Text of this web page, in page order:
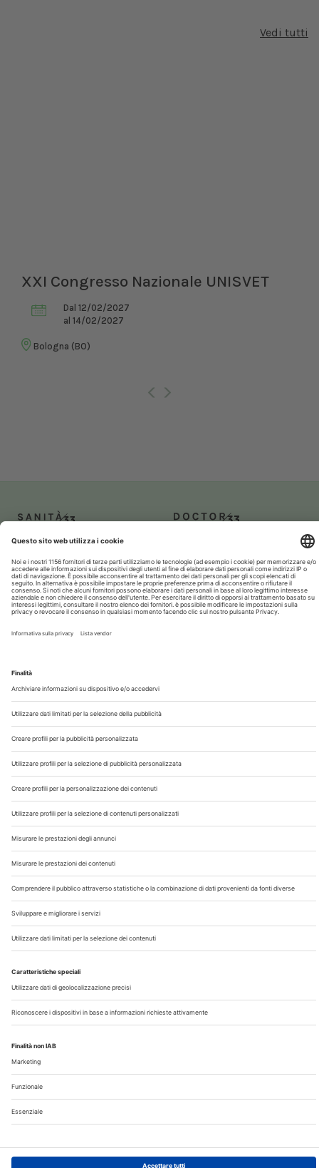
Vedi tutti
XXI Congresso Nazionale UNISVET
Dal 12/02/2027
al 14/02/2027
Bologna (BO)
Chi Siamo
Contatti
Note Legali
Privacy
©2026 Edra S.p.a | www.edraspa.it | P.iva 08056040960
| Tel. 02/881841 | Sede legale: Viale Enrico Forlanini 21 -
20134 Milano (Italy)
Registrazione Tribunale di Milano n° 5578/2022 del
5/05/2022